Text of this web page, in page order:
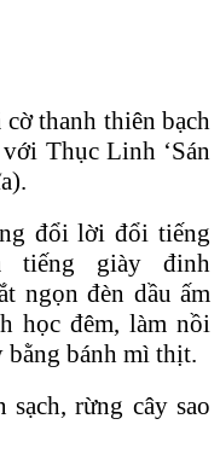
thanh thiên bạch
Thục Linh ‘Sán
đổi lời đổi tiếng
tiếng giày đinh
ngọn đèn dầu ấm
học đêm, làm nồi
bằng bánh mì thịt.
rừng cây sao